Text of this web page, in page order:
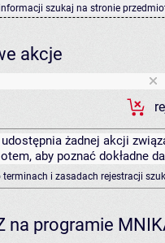
szukaj na stronie
akcje
żadnej akcji
aby poznać dokładne
i zasadach rejestracji
na programie